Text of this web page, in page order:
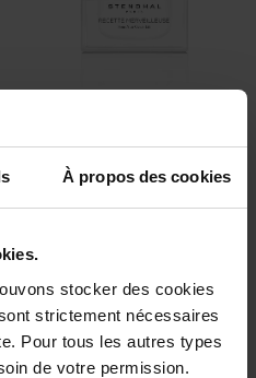
À propos des cookies
stocker des cookies
strictement nécessaires
Pour tous les autres types
de votre permission.
SOIN NUIT OVALE LIFT
Nouveauté